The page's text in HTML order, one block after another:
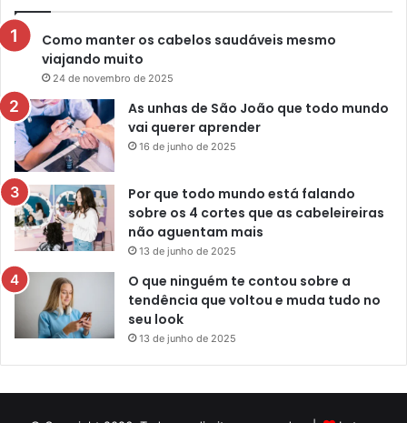
Como manter os cabelos saudáveis mesmo
viajando muito
24 de novembro de 2025
As unhas de São João que todo mundo
vai querer aprender
16 de junho de 2025
Por que todo mundo está falando
sobre os 4 cortes que as cabeleireiras
não aguentam mais
13 de junho de 2025
O que ninguém te contou sobre a
tendência que voltou e muda tudo no
seu look
13 de junho de 2025